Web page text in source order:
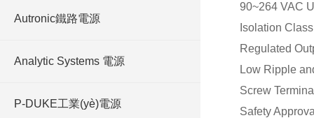
Autronic鐵路電源
Analytic Systems 電源
P-DUKE工業(yè)電源
90~264 VAC
Isolation
Regulated
Low Ripple
Screw
Safety